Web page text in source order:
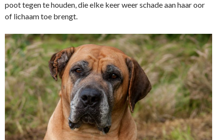
poot tegen te houden, die elke keer weer schade aan haar oor
of lichaam toe brengt.